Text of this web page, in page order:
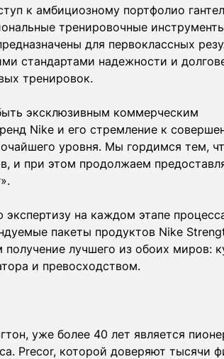
к амбициозному портфолио
тренировочные
для первоклассных
стандартами надежности и
тренировок.
эксклюзивным коммерческим
Nike и его стремление к
уровня. Мы гордимся тем,
и при этом продолжаем
на каждом этапе
пакеты продуктов Nike
лучшего из обоих миров:
и превосходством.
уже более 40 лет является
Precor, которой доверяют тысячи